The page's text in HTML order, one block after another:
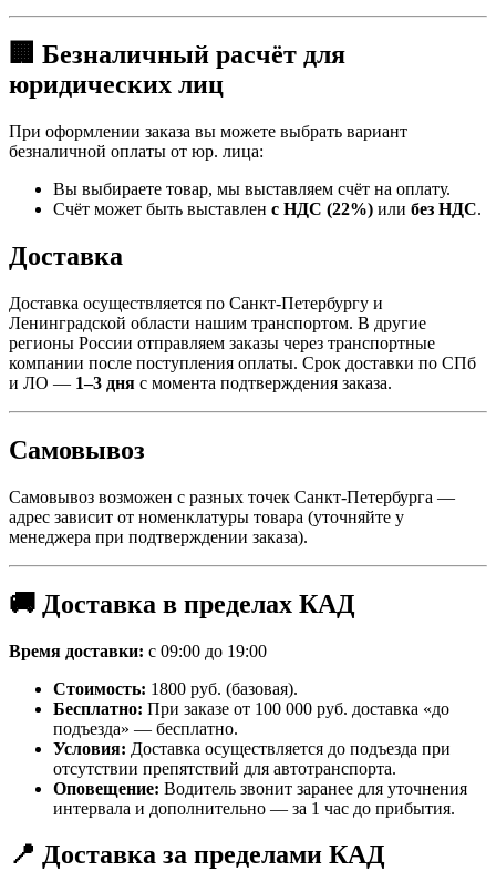
🏢 Безналичный расчёт для
юридических лиц
При оформлении заказа вы можете выбрать вариант
безналичной оплаты от юр. лица:
Вы выбираете товар, мы выставляем счёт на оплату.
Счёт может быть выставлен с НДС (22%) или без НДС.
Доставка
Доставка осуществляется по Санкт-Петербургу и
Ленинградской области нашим транспортом. В другие
регионы России отправляем заказы через транспортные
компании после поступления оплаты. Срок доставки по СПб
и ЛО — 1–3 дня с момента подтверждения заказа.
Самовывоз
Самовывоз возможен с разных точек Санкт-Петербурга —
адрес зависит от номенклатуры товара (уточняйте у
менеджера при подтверждении заказа).
🚚 Доставка в пределах КАД
Время доставки: с 09:00 до 19:00
Стоимость: 1800 руб. (базовая).
Бесплатно: При заказе от 100 000 руб. доставка «до
подъезда» — бесплатно.
Условия: Доставка осуществляется до подъезда при
отсутствии препятствий для автотранспорта.
Оповещение: Водитель звонит заранее для уточнения
интервала и дополнительно — за 1 час до прибытия.
📍 Доставка за пределами КАД